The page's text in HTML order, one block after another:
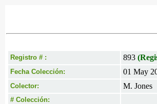
Registro # : 893
Fecha Colección: 01 May
Colector: M. Jones
# Colección: